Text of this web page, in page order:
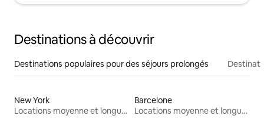
Destinations à découvrir
Destinations populaires pour des séjours prolongés
New York
Locations moyenne et longue durée
Barcelone
Locations moyenne et longue durée